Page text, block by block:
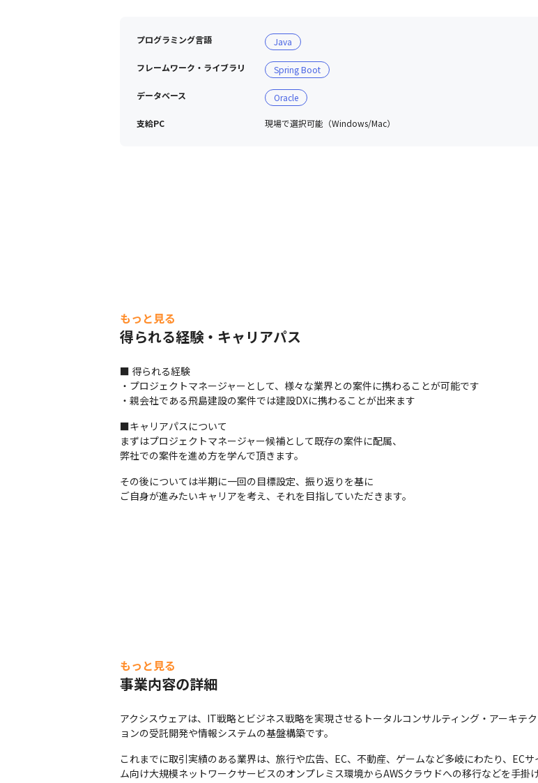
プログラミング言語 Java
フレームワーク・ライブラリ Spring Boot
データベース Oracle
支給PC 現場で選択可能（Windows/Mac）
もっと見る
得られる経験・キャリアパス
■ 得られる経験
・プロジェクトマネージャーとして、様々な業界との案件に携わることが可能です
・親会社である飛島建設の案件では建設DXに携わることが出来ます
■キャリアパスについて
まずはプロジェクトマネージャー候補として既存の案件に配属、
弊社での案件を進め方を学んで頂きます。
その後については半期に一回の目標設定、振り返りを基に
ご自身が進みたいキャリアを考え、それを目指していただきます。
もっと見る
事業内容の詳細
アクシスウェアは、IT戦略とビジネス戦略を実現させるトータルコンサルティング・アーキテ
ョンの受託開発や情報システムの基盤構築です。
これまでに取引実績のある業界は、旅行や広告、EC、不動産、ゲームなど多岐にわたり、EC
ム向け大規模ネットワークサービスのオンプレミス環境からAWSクラウドへの移行などを手